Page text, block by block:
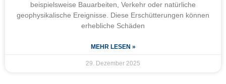
beispielsweise Bauarbeiten, Verkehr oder natürliche
geophysikalische Ereignisse. Diese Erschütterungen können
erhebliche Schäden
MEHR LESEN »
29. Dezember 2025